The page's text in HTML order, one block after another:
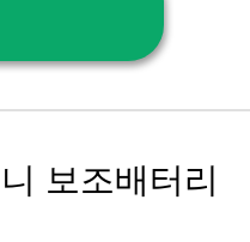
보조배터리